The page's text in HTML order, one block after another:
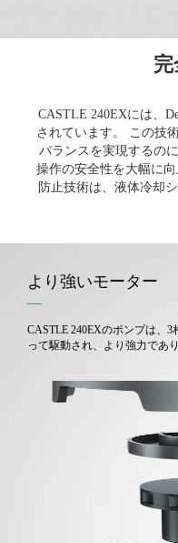
CASTLE 240EXには、
されています。 この技
バランスを実現するの
操作の安全性を大幅に
防止技術は、液体冷却
より強いモーター
―
CASTLE 240EXのポンプは、
って駆動され、より強力であ